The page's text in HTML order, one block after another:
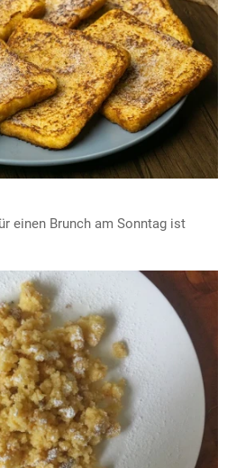
einen Brunch am Sonntag ist